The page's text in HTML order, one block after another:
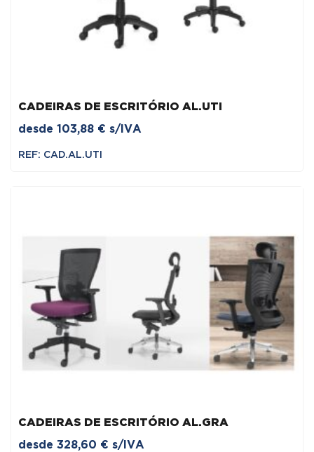
CADEIRAS DE ESCRITÓRIO AL.UTI
desde 103,88 € s/IVA
REF: CAD.AL.UTI
CADEIRAS DE ESCRITÓRIO AL.GRA
desde 328,60 € s/IVA